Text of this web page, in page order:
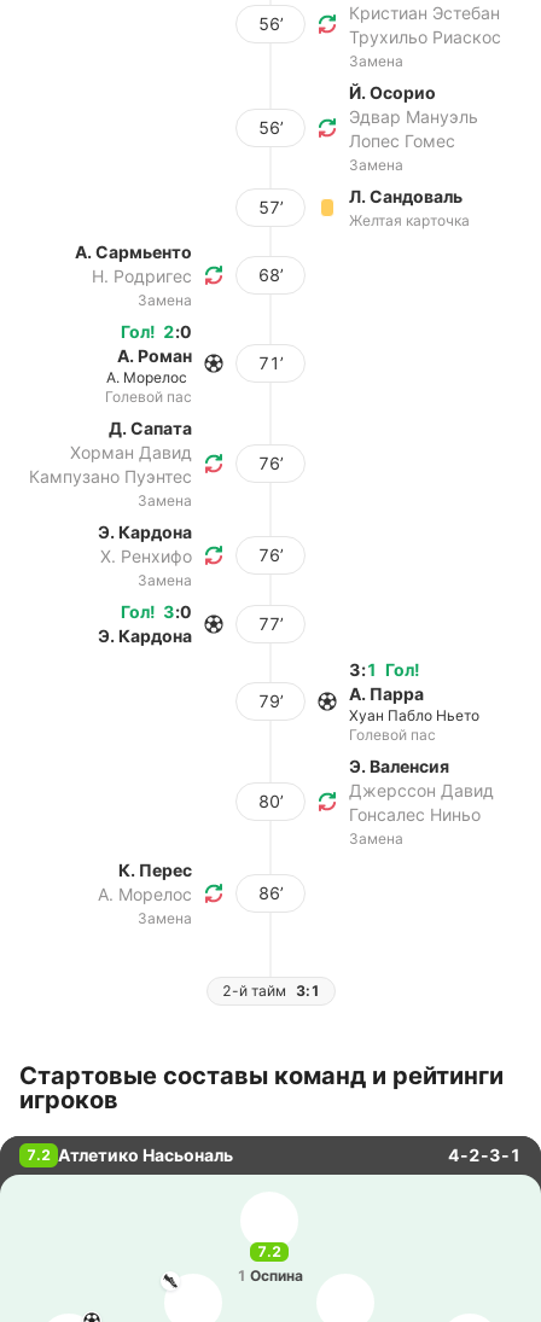
56’
Кристиан Эстебан
Трухильо Риаскос
Замена
56’
Й. Осорио
Эдвар Мануэль
Лопес Гомес
Замена
57’
Л. Сандоваль
Желтая карточка
А. Сармьенто
Н. Родригес
Замена
68’
Гол! 2:0
А. Роман
А. Морелос
Голевой пас
71’
Д. Сапата
Хорман Давид
Кампузано Пуэнтес
Замена
76’
Э. Кардона
Х. Ренхифо
Замена
76’
Гол! 3:0
Э. Кардона
77’
79’
Гол!
3:1
А. Парра
Хуан Пабло Ньето
Голевой пас
80’
Э. Валенсия
Джерссон Давид
Гонсалес Ниньо
Замена
К. Перес
А. Морелос
Замена
86’
2-й тайм 3:1
Стартовые составы команд и рейтинги
игроков
7.2 Атлетико Насьональ 4-2-3-1
7.2
1 Оспина